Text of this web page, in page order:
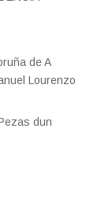
de A
Lourenzo
dun